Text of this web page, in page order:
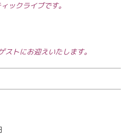
ックライブです。
トにお迎えいたします。